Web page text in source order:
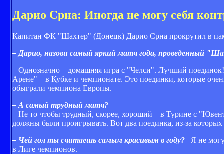
Дарио Срна: Иногда не могу себя
Капитан ФК "Шахтер" (Донецк) Дарио Срна прокрутил в
– Дарио, назови самый яркий матч года, проведенный
– Однозначно – домашняя игра с "Челси". Лучший
Арене" – в Кубке и чемпионате. Это поединки, которые
обыграли чемпиона Европы.
– А самый трудный матч?
– Не то чтобы трудный, скорее, хороший – в Турине с
должны были проигрывать. Вот два поединка, из-за
– Чей гол ты считаешь самым красивым в году?– Я не
в Лиге чемпионов.